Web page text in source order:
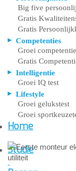
Big five
Gratis
Gratis
Competenties
Groei
Gratis
Intelligentie
Groei IQ test
Lifestyle
Groei gelukstest
Groei
Home
Studie